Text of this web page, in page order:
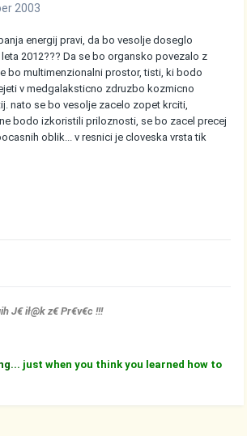
2003
energij pravi, da bo vesolje doseglo
2012??? Da se bo organsko povezalo z
bo multimenzionalni prostor, tisti, ki bodo
v medgalaksticno zdruzbo kozmicno
nato se bo vesolje zacelo zopet krciti,
bodo izkoristili priloznosti, se bo zacel precej
oblik... v resnici je cloveska vrsta tik
J€ ił@k z€ Pr€v€c !!!
just when you think you learned how to